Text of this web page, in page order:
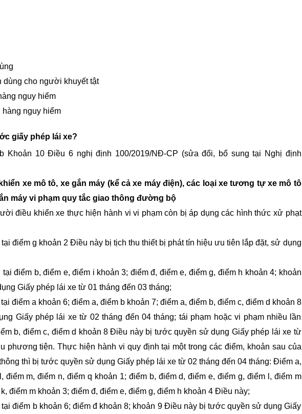
dùng cho người khuyết tật
nguy hiểm
nguy hiểm
giấy phép lái xe?
Khoản 10 Điều 6 nghị định 100/2019/NĐ-CP (sửa đổi, bổ sung tại Nghị định
xe mô tô, xe gắn máy (kể cả xe máy điện), các loại xe tương tự xe mô tô
máy vi phạm quy tắc giao thông đường bộ
điều khiển xe thực hiện hành vi vi phạm còn bị áp dụng các hình thức xử phạt
điểm g khoản 2 Điều này bị tịch thu thiết bị phát tín hiệu ưu tiên lắp đặt, sử dụng
điểm b, điểm e, điểm i khoản 3; điểm đ, điểm e, điểm g, điểm h khoản 4; khoản
Giấy phép lái xe từ 01 tháng đến 03 tháng;
điểm a khoản 6; điểm a, điểm b khoản 7; điểm a, điểm b, điểm c, điểm d khoản 8
Giấy phép lái xe từ 02 tháng đến 04 tháng; tái phạm hoặc vi phạm nhiều lần
b, điểm c, điểm d khoản 8 Điều này bị tước quyền sử dụng Giấy phép lái xe từ
phương tiện. Thực hiện hành vi quy định tại một trong các điểm, khoản sau của
thì bị tước quyền sử dụng Giấy phép lái xe từ 02 tháng đến 04 tháng: Điểm a,
điểm m, điểm n, điểm q khoản 1; điểm b, điểm d, điểm e, điểm g, điểm l, điểm m
điểm m khoản 3; điểm đ, điểm e, điểm g, điểm h khoản 4 Điều này;
điểm b khoản 6; điểm đ khoản 8; khoản 9 Điều này bị tước quyền sử dụng Giấy